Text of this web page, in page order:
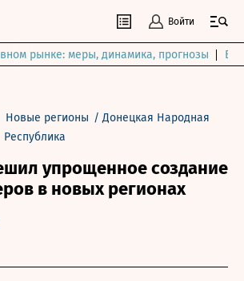
Войти
рынке: меры, динамика, прогнозы
Новые регионы /Донецкая Народная
Республика
упрощенное создание
в новых регионах